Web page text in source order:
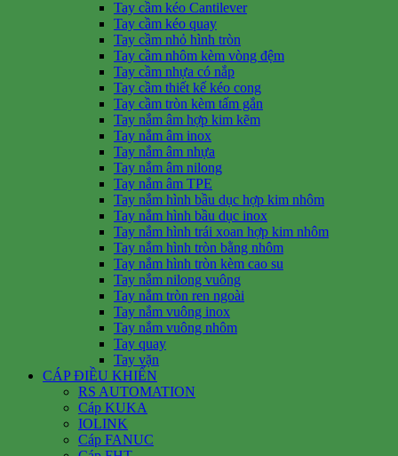
Tay cầm kéo Cantilever
Tay cầm kéo quay
Tay cầm nhỏ hình tròn
Tay cầm nhôm kèm vòng đệm
Tay cầm nhựa có nắp
Tay cầm thiết kế kéo cong
Tay cầm tròn kèm tấm gắn
Tay nắm âm hợp kim kẽm
Tay nắm âm inox
Tay nắm âm nhựa
Tay nắm âm nilong
Tay nắm âm TPE
Tay nắm hình bầu dục hợp kim nhôm
Tay nắm hình bầu dục inox
Tay nắm hình trái xoan hợp kim nhôm
Tay nắm hình tròn bằng nhôm
Tay nắm hình tròn kèm cao su
Tay nắm nilong vuông
Tay nắm tròn ren ngoài
Tay nắm vuông inox
Tay nắm vuông nhôm
Tay quay
Tay vặn
CÁP ĐIỀU KHIỂN
RS AUTOMATION
Cáp KUKA
IOLINK
Cáp FANUC